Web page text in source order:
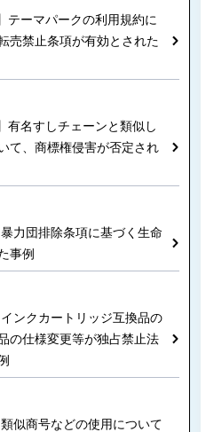
テーマパークの利用規約に
売禁止条項が有効とされた
有名すしチェーンと類似し
て、商標権侵害が否定され
力団排除条項に基づく生命
事例
ンクカートリッジ互換品の
の仕様変更等が独占禁止法
似商号などの使用について